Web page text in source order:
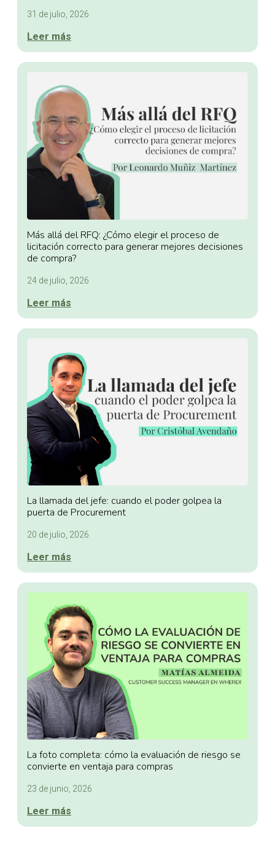
31 de julio, 2026
Leer más
Más allá del RFQ: ¿Cómo elegir el proceso de
licitación correcto para generar mejores decisiones
de compra?
24 de julio, 2026
Leer más
La llamada del jefe: cuando el poder golpea la
puerta de Procurement
20 de julio, 2026
Leer más
La foto completa: cómo la evaluación de riesgo se
convierte en ventaja para compras
23 de junio, 2026
Leer más